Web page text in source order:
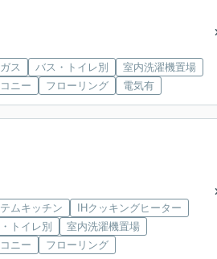
ス バス・トイレ別
室内洗濯機置場
ニー
フローリング 電気有
ムキッチン
IHクッキングヒーター
トイレ別
室内洗濯機置場
ニー
フローリング